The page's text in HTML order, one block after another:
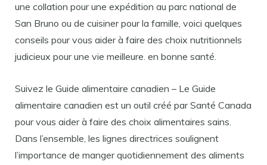
une collation pour une expédition au parc national de
San Bruno ou de cuisiner pour la famille, voici quelques
conseils pour vous aider à faire des choix nutritionnels
judicieux pour une vie meilleure. en bonne santé.
Suivez le Guide alimentaire canadien – Le Guide
alimentaire canadien est un outil créé par Santé Canada
pour vous aider à faire des choix alimentaires sains.
Dans l’ensemble, les lignes directrices soulignent
l’importance de manger quotidiennement des aliments